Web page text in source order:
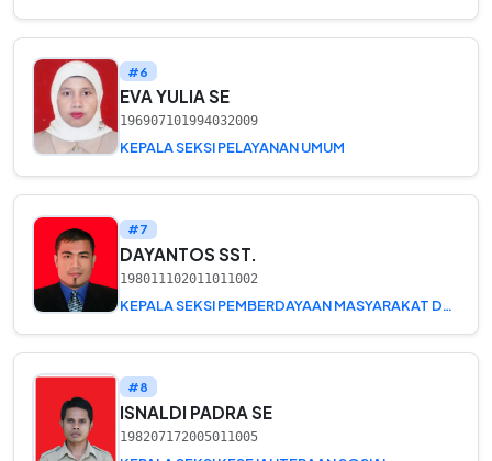
#6
EVA YULIA SE
196907101994032009
KEPALA SEKSI PELAYANAN UMUM
#7
DAYANTOS SST.
198011102011011002
KEPALA SEKSI PEMBERDAYAAN MASYARAKAT DAN DESA
#8
ISNALDI PADRA SE
198207172005011005